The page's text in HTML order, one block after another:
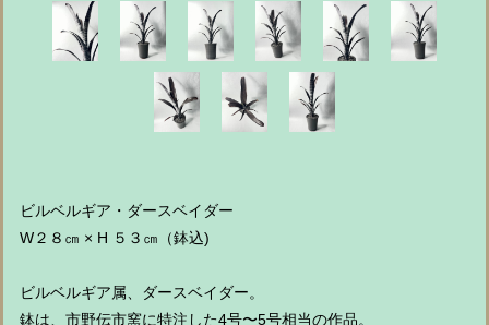
ビルベルギア・ダースベイダー
W２８㎝ × H ５３㎝（鉢込)
ビルベルギア属、ダースベイダー。
鉢は、市野伝市窯に特注した4号〜5号相当の作品。